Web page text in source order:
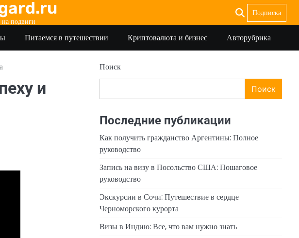
подвиги
Подписка
Питаемся в путешествии Криптовалюта и бизнес Авторубрика
и
Поиск
Поиск
Последние публикации
Как получить гражданство Аргентины: Полное
руководство
Запись на визу в Посольство США: Пошаговое
руководство
Экскурсии в Сочи: Путешествие в сердце
Черноморского курорта
Визы в Индию: Все, что вам нужно знать